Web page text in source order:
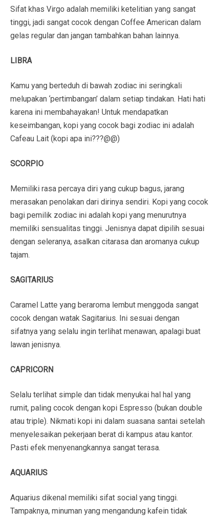
Sifat khas Virgo adalah memiliki ketelitian yang sangat
tinggi, jadi sangat cocok dengan Coffee American dalam
gelas regular dan jangan tambahkan bahan lainnya.
LIBRA
Kamu yang berteduh di bawah zodiac ini seringkali
melupakan ‘pertimbangan’ dalam setiap tindakan. Hati hati
karena ini membahayakan! Untuk mendapatkan
keseimbangan, kopi yang cocok bagi zodiac ini adalah
Cafeau Lait (kopi apa ini???@@)
SCORPIO
Memiliki rasa percaya diri yang cukup bagus, jarang
merasakan penolakan dari dirinya sendiri. Kopi yang cocok
bagi pemilik zodiac ini adalah kopi yang menurutnya
memiliki sensualitas tinggi. Jenisnya dapat dipilih sesuai
dengan seleranya, asalkan citarasa dan aromanya cukup
tajam.
SAGITARIUS
Caramel Latte yang beraroma lembut menggoda sangat
cocok dengan watak Sagitarius. Ini sesuai dengan
sifatnya yang selalu ingin terlihat menawan, apalagi buat
lawan jenisnya.
CAPRICORN
Selalu terlihat simple dan tidak menyukai hal hal yang
rumit, paling cocok dengan kopi Espresso (bukan double
atau triple). Nikmati kopi ini dalam suasana santai setelah
menyelesaikan pekerjaan berat di kampus atau kantor.
Pasti efek menyenangkannya sangat terasa.
AQUARIUS
Aquarius dikenal memiliki sifat social yang tinggi.
Tampaknya, minuman yang mengandung kafein tidak